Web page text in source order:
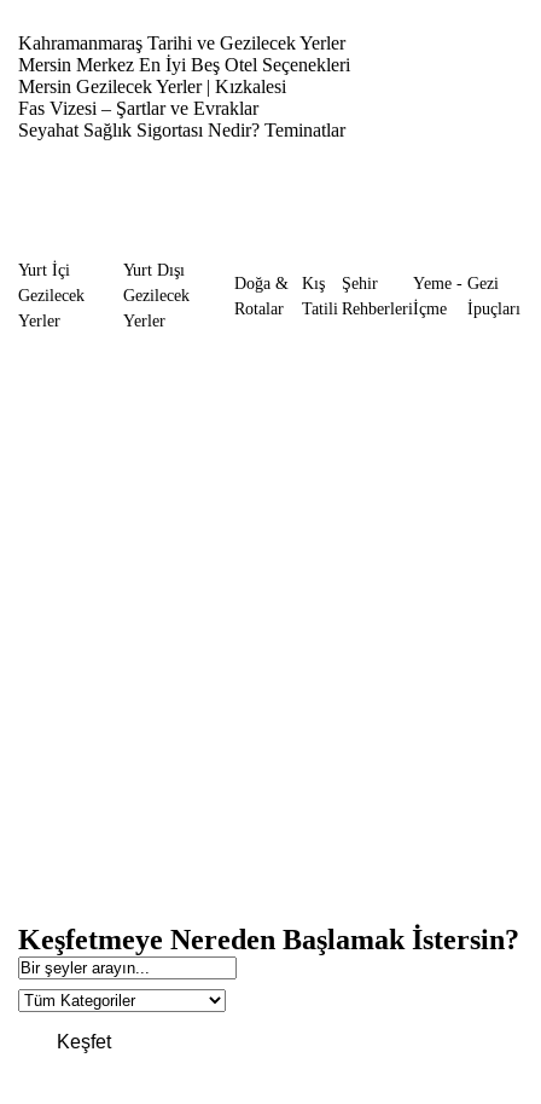
Kahramanmaraş Tarihi ve Gezilecek Yerler
Mersin Merkez En İyi Beş Otel Seçenekleri
Mersin Gezilecek Yerler | Kızkalesi
Fas Vizesi – Şartlar ve Evraklar
Seyahat Sağlık Sigortası Nedir? Teminatlar
Yurt İçi
Gezilecek
Yerler
Yurt Dışı
Gezilecek
Yerler
Doğa &
Rotalar
Kış
Tatili
Şehir
Rehberleri
Yeme -
İçme
Gezi
İpuçları
Keşfetmeye Nereden Başlamak İstersin?
Keşfet